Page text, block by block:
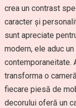
crea un contrast
caracter și
sunt apreciate
modern, ele aduc
contemporaneitate.
transforma o
fiecare piesă de
decorului oferă un